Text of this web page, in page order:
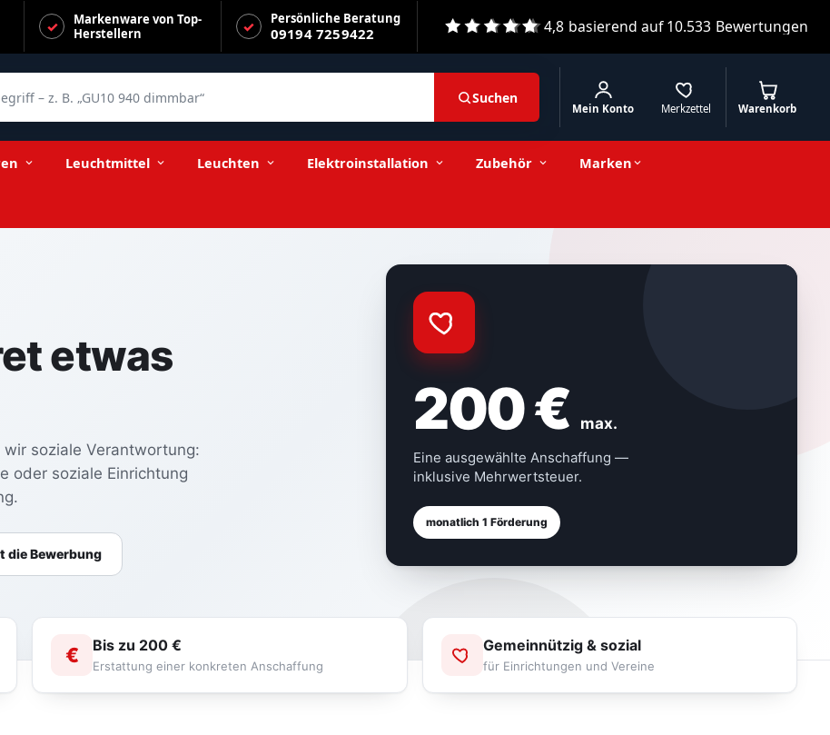
Markenware von Top-
Herstellern
Persönliche Beratung
09194 7259422 4,8 basierend auf10.533 Bewertungen
Suchen
Merkzettel
Mein Konto Warenkorb
Leuchtmittel Leuchten Elektroinstallation Zubehör Marken
etwas
soziale Verantwortung:
oder soziale Einrichtung
die Bewerbung
200 € max.
Eine ausgewählte Anschaffung —
inklusive Mehrwertsteuer.
monatlich 1 Förderung
€ Bis zu 200 €
Erstattung einer konkreten Anschaffung
Gemeinnützig & sozial
für Einrichtungen und Vereine